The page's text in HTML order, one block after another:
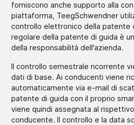
forniscono anche supporto alla
piattaforma, TeegSchwendner
controllo elettronico della patente
regolare della patente di guida è
della responsabilità dell'azienda.
Il controllo semestrale ricorrente
dati di base. Ai conducenti viene
automaticamente via e-mail di
patente di guida con il proprio
viene quindi assegnata al
conducente. Il controllo e la data